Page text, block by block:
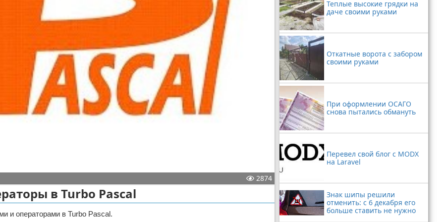
2874
в Turbo Pascal
и операторами в Turbo Pascal.
Теплые высокие грядки на
даче своими руками
Откатные ворота с забором
своими руками
При оформлении ОСАГО
снова пытались обмануть
Перевел свой блог с MODX
на Laravel
Знак шипы решили
отменить: с 6 декабря его
больше ставить не нужно